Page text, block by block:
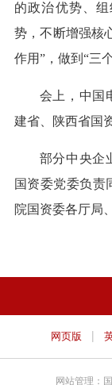
的政治优势、
势，不断增强核
作用”，做到“三
会上，中国
建省、陕西省国
部分中央企
国资委党委负责
院国资委各厅局
网页版 |
网站管理：